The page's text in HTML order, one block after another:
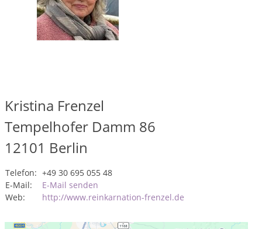
Kristina Frenzel
Tempelhofer Damm 86
12101 Berlin
Telefon: +49 30 695 055 48
E-Mail:
E-Mail senden
Web:
http://www.reinkarnation-frenzel.de